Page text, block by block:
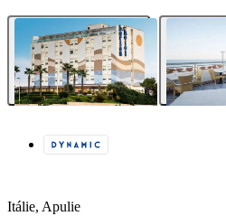
Itálie, Apulie